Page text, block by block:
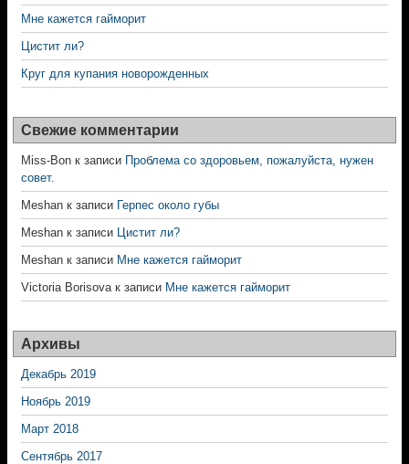
Мне кажется гайморит
Цистит ли?
Круг для купания новорожденных
Свежие комментарии
Miss-Bon к записи Проблема со здоровьем, пожалуйста, нужен
совет.
Meshan к записи Герпес около губы
Meshan к записи Цистит ли?
Meshan к записи Мне кажется гайморит
Victoria Borisova к записи Мне кажется гайморит
Архивы
Декабрь 2019
Ноябрь 2019
Март 2018
Сентябрь 2017